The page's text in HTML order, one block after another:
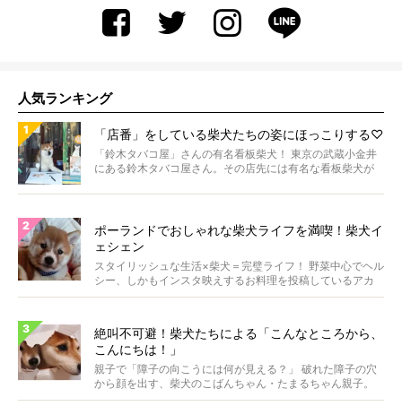
人気ランキング
「店番」をしている柴犬たちの姿にほっこりする♡
「鈴木タバコ屋」さんの有名看板柴犬！ 東京の武蔵小金井
にある鈴木タバコ屋さん。その店先には有名な看板柴犬が
ポーランドでおしゃれな柴犬ライフを満喫！柴犬イ
ェシェン
スタイリッシュな生活×柴犬＝完璧ライフ！ 野菜中心でヘル
シー、しかもインスタ映えするお料理を投稿しているアカ
ウ...
絶叫不可避！柴犬たちによる「こんなところから、
こんにちは！」
親子で「障子の向こうには何が見える？」 破れた障子の穴
から顔を出す、柴犬のこばんちゃん・たまるちゃん親子。
親子...